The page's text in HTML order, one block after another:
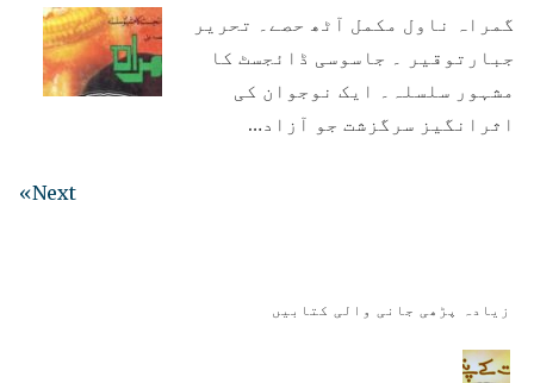
گمراہ ناول مکمل آٹھ حصے۔ تحریر
جبارتوقیر ۔ جاسوسی ڈائجسٹ کا
مشہور سلسلہ۔ ایک نوجوان کی
اثرانگیز سرگزشت جو آزاد…
Next»
زیادہ پڑھی جانی والی کتابیں